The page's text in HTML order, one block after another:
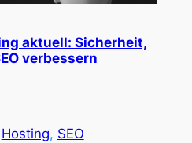
aktuell: Sicherheit,
verbessern
Hosting, SEO